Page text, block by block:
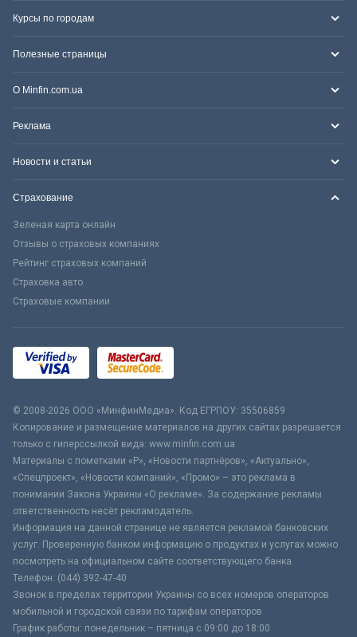
Курсы по городам
Полезные страницы
О Minfin.com.ua
Реклама
Новости и статьи
Страхование
Зеленая карта онлайн
Отзывы о страховых компаниях
Рейтинг страховых компаний
Страховка авто
Страховые компании
© 2008-2026 ООО «МинфинМедиа». Код ЕГРПОУ: 35506859
Копирование и размещение материалов на других сайтах разрешается
только с гиперссылкой вида: www.minfin.com.ua
Материалы с пометками «Р», «Новости партнёров», «Актуально»,
«Спецпроект», «Новости компаний», «Промо» – это реклама в
понимании Закона Украины «О рекламе». За содержание рекламы
ответственность несёт рекламодатель.
Информация на данной странице не является рекламой банковских
услуг. Проверенную банком информацию о продуктах и услугах можно
посмотреть на официальном сайте соответствующего банка.
Телефон: (044) 392-47-40
Звонок в пределах территории Украины со всех номеров операторов
мобильной и городской связи по тарифам операторов
График работы: понедельник – пятница с 09:00 до 18:00